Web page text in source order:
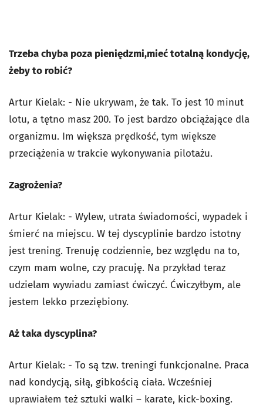
Trzeba chyba poza pieniędzmi,mieć totalną kondycję,
żeby to robić?
Artur Kielak: - Nie ukrywam, że tak. To jest 10 minut
lotu, a tętno masz 200. To jest bardzo obciążające dla
organizmu. Im większa prędkość, tym większe
przeciążenia w trakcie wykonywania pilotażu.
Zagrożenia?
Artur Kielak: - Wylew, utrata świadomości, wypadek i
śmierć na miejscu. W tej dyscyplinie bardzo istotny
jest trening. Trenuję codziennie, bez względu na to,
czym mam wolne, czy pracuję. Na przykład teraz
udzielam wywiadu zamiast ćwiczyć. Ćwiczyłbym, ale
jestem lekko przeziębiony.
Aż taka dyscyplina?
Artur Kielak: - To są tzw. treningi funkcjonalne. Praca
nad kondycją, siłą, gibkością ciała. Wcześniej
uprawiałem też sztuki walki – karate, kick-boxing.